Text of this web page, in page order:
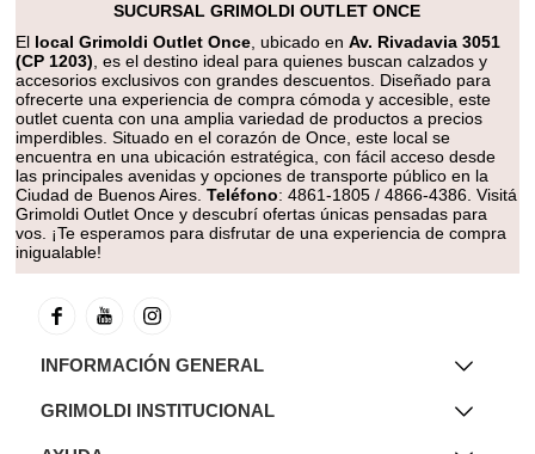
SUCURSAL GRIMOLDI OUTLET ONCE
El local Grimoldi Outlet Once , ubicado enAv. Rivadavia 3051
(CP 1203) , es el destino ideal para quienes buscan calzados y
accesorios exclusivos con grandes descuentos. Diseñado para
ofrecerte una experiencia de compra cómoda y accesible, este
outlet cuenta con una amplia variedad de productos a precios
imperdibles. Situado en el corazón de Once, este local se
encuentra en una ubicación estratégica, con fácil acceso desde
las principales avenidas y opciones de transporte público en la
Ciudad de Buenos Aires.Teléfono: 4861-1805 / 4866-4386. Visitá
Grimoldi Outlet Once y descubrí ofertas únicas pensadas para
vos. ¡Te esperamos para disfrutar de una experiencia de compra
inigualable!
INFORMACIÓN GENERAL
GRIMOLDI INSTITUCIONAL